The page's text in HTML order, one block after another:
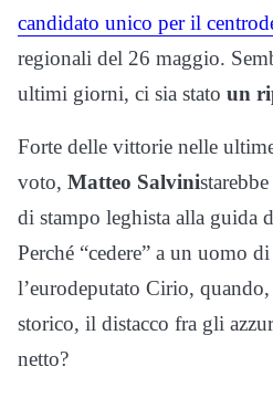
candidato unico per il
regionali del 26 maggio.
ultimi giorni, ci sia stato un
Forte delle vittorie nelle
voto, Matteo Salvini
di stampo leghista alla guida
Perché “cedere” a un uomo
l’eurodeputato Cirio,
storico, il distacco fra gli
netto?